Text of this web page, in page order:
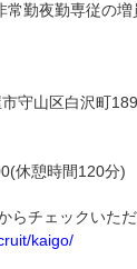
勤夜勤専従の
守山区白沢町
休憩時間120分)
らチェックいた
kaigo/